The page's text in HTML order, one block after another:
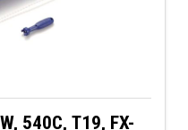
540C, T19, FX-